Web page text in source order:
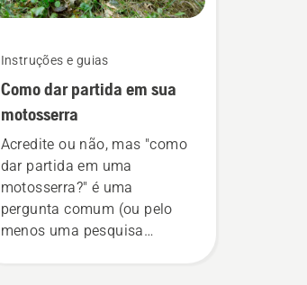
Instruções e guias
Como dar partida em sua
motosserra
Acredite ou não, mas "como
dar partida em uma
motosserra?" é uma
pergunta comum (ou pelo
menos uma pesquisa